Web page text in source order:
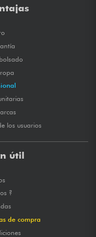
los usuarios
útil
?
de compra